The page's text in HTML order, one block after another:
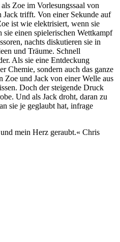
Zoe im Vorlesungssaal von
Jack trifft. Von einer Sekunde auf
ist wie elektrisiert, wenn sie
sie einen spielerischen Wettkampf
nachts diskutieren sie in
und Träume. Schnell
Als sie eine Entdeckung
Chemie, sondern auch das ganze
und Jack von einer Welle aus
Doch der steigende Druck
Und als Jack droht, daran zu
sie je geglaubt hat, infrage
mein Herz geraubt.« Chris